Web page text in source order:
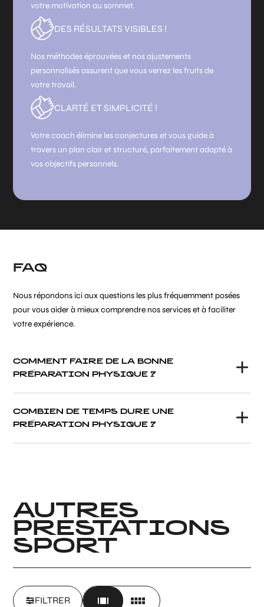
votre motivation au sommet.
DES RÉSULTATS VISIBLES !
Nos méthodes éprouvées et nos ajustements
personnalisés assurent que vous verrez les fruits de
votre travail.
CLARTÉ ET SIMPLICITÉ !
Votre coach élimine les conjectures et vous guide à
travers un plan clair et structuré, parfaitement adapté à
vos objectifs personnels.
FAQ
Nous répondons ici aux questions les plus fréquemment posées
pour vous aider à mieux comprendre nos services et à faciliter
votre expérience.
COMMENT FAIRE DE LA BONNE
PRÉPARATION PHYSIQUE ?
COMBIEN DE TEMPS DURE UNE
PRÉPARATION PHYSIQUE ?
AUTRES
PRESTATIONS
SPORT
FILTRER